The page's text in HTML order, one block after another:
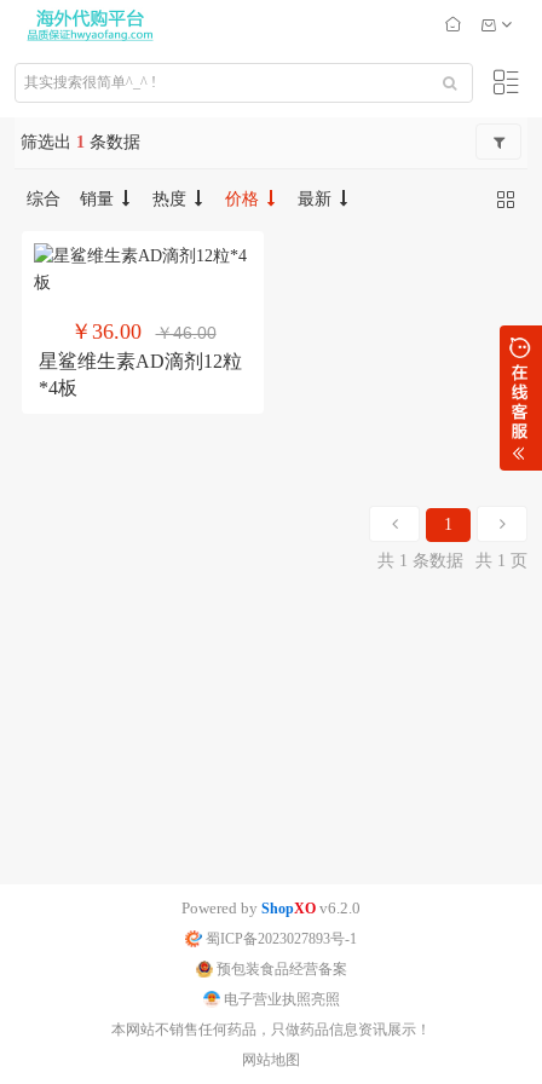
筛选出 1 条数据
综合 销量 热度 价格 最新
￥36.00 ￥46.00
星鲨维生素AD滴剂12粒
*4板
1
共 1 条数据
共 1 页
Powered by ShopXO v6.2.0
蜀ICP备2023027893号-1
预包装食品经营备案
电子营业执照亮照
本网站不销售任何药品，只做药品信息资讯展示！
网站地图